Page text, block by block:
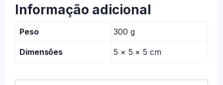
Informação adicional
Peso 300 g
Dimensões 5 × 5 × 5 cm